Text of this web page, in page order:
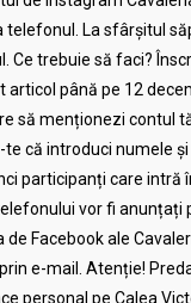
telefonul. La sfârșitul
Ce trebuie să faci?
articol până pe 12
să menționezi contul
te că introduci numele
participanți care intră
vor fi anunțați
de Facebook ale
e-mail. Atenție!
personal pe Calea